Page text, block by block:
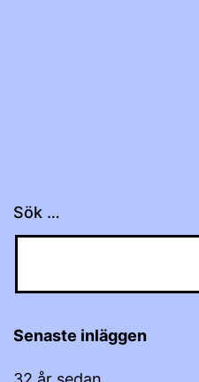
Sök …
Senaste inläggen